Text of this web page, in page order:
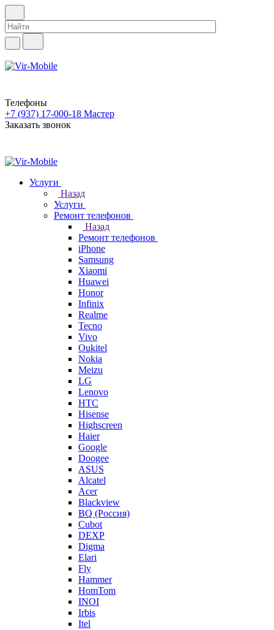
Телефоны
+7 (937) 17-000-18 Мастер
Заказать звонок
Услуги
Назад
Услуги
Ремонт телефонов
Назад
Ремонт телефонов
iPhone
Samsung
Xiaomi
Huawei
Honor
Infinix
Realme
Tecno
Vivo
Oukitel
Nokia
Meizu
LG
Lenovo
HTC
Hisense
Highscreen
Haier
Google
Doogee
ASUS
Alcatel
Acer
Blackview
BQ (Россия)
Cubot
DEXP
Digma
Elari
Fly
Hammer
HomTom
INOI
Irbis
Itel